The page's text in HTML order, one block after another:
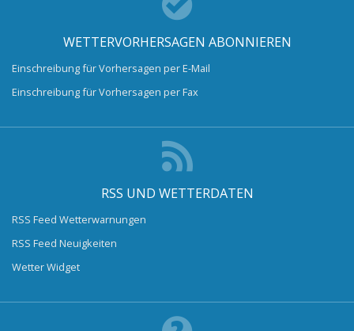
WETTERVORHERSAGEN ABONNIEREN
Einschreibung für Vorhersagen per E-Mail
Einschreibung für Vorhersagen per Fax
RSS UND WETTERDATEN
RSS Feed Wetterwarnungen
RSS Feed Neuigkeiten
Wetter Widget